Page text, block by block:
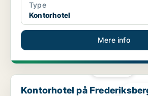
Type
Kontorhotel
Mere info
Kontorhotel på Frederiksberg C
Kontorhotel på